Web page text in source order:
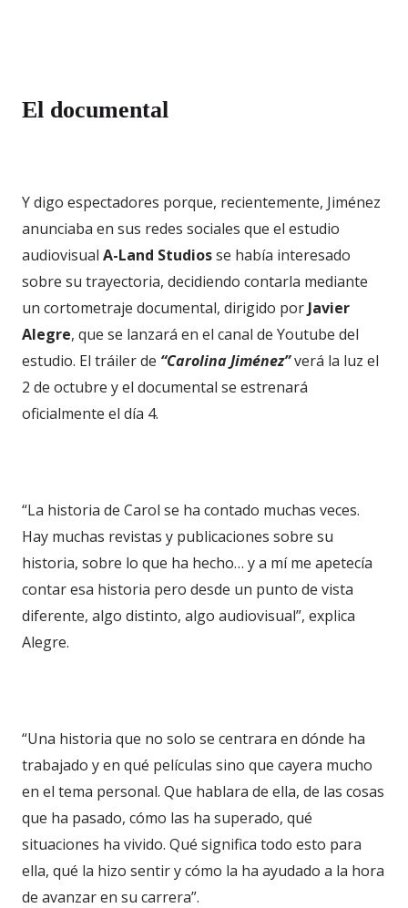
El documental
Y digo espectadores porque, recientemente, Jiménez
anunciaba en sus redes sociales que el estudio
audiovisual A-Land Studiosse había interesado
sobre su trayectoria, decidiendo contarla mediante
un cortometraje documental, dirigido por Javier
Alegre, que se lanzará en el canal de Youtube del
estudio. El tráiler de “Carolina Jiménez”verá la luz el
2 de octubre y el documental se estrenará
oficialmente el día 4.
“La historia de Carol se ha contado muchas veces.
Hay muchas revistas y publicaciones sobre su
historia, sobre lo que ha hecho… y a mí me apetecía
contar esa historia pero desde un punto de vista
diferente, algo distinto, algo audiovisual”, explica
Alegre.
“Una historia que no solo se centrara en dónde ha
trabajado y en qué películas sino que cayera mucho
en el tema personal. Que hablara de ella, de las cosas
que ha pasado, cómo las ha superado, qué
situaciones ha vivido. Qué significa todo esto para
ella, qué la hizo sentir y cómo la ha ayudado a la hora
de avanzar en su carrera”.